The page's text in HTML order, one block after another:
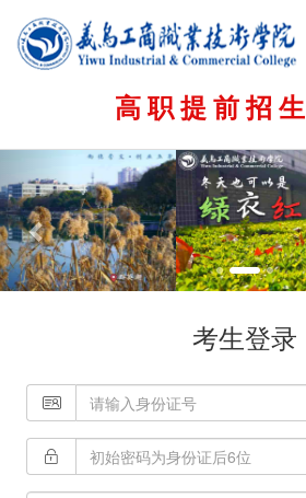
高职提前招生
一
张
考生登录

